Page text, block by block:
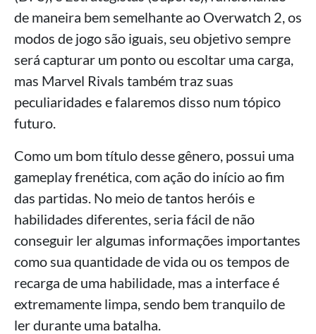
de maneira bem semelhante ao Overwatch 2, os
modos de jogo são iguais, seu objetivo sempre
será capturar um ponto ou escoltar uma carga,
mas Marvel Rivals também traz suas
peculiaridades e falaremos disso num tópico
futuro.
Como um bom título desse gênero, possui uma
gameplay frenética, com ação do início ao fim
das partidas. No meio de tantos heróis e
habilidades diferentes, seria fácil de não
conseguir ler algumas informações importantes
como sua quantidade de vida ou os tempos de
recarga de uma habilidade, mas a interface é
extremamente limpa, sendo bem tranquilo de
ler durante uma batalha.